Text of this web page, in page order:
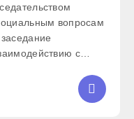
вопросам
с